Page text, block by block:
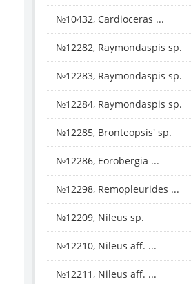
№10432, Cardioceras ...
№12282, Raymondaspis sp.
№12283, Raymondaspis sp.
№12284, Raymondaspis sp.
№12285, Bronteopsis' sp.
№12286, Eorobergia ...
№12298, Remopleurides ...
№12209, Nileus sp.
№12210, Nileus aff. ...
№12211, Nileus aff. ...